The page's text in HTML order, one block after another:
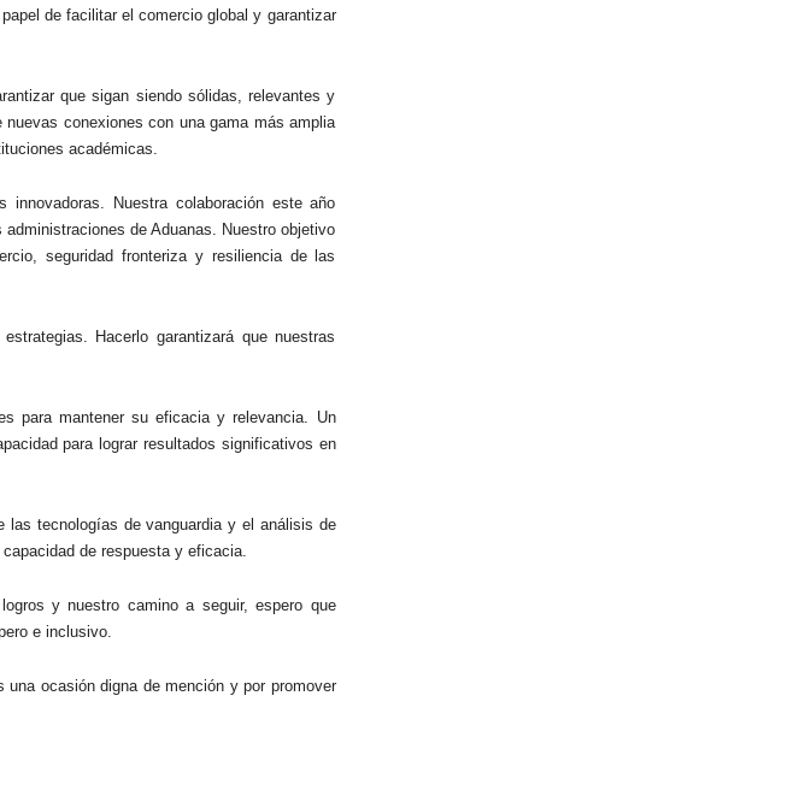
de facilitar el comercio global y garantizar
que sigan siendo sólidas, relevantes y
conexiones con una gama más amplia
académicas.
Nuestra colaboración este año
de Aduanas. Nuestro objetivo
seguridad fronteriza y resiliencia de las
Hacerlo garantizará que nuestras
para mantener su eficacia y relevancia. Un
para lograr resultados significativos en
las tecnologías de vanguardia y el análisis de
de respuesta y eficacia.
y nuestro camino a seguir, espero que
e inclusivo.
ocasión digna de mención y por promover